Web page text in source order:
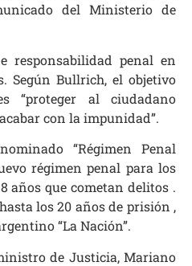
del Ministerio de
responsabilidad penal en
Según Bullrich, el objetivo
“proteger al ciudadano
con la impunidad”.
“Régimen Penal
régimen penal para los
años que cometan delitos .
los 20 años de prisión ,
“La Nación”.
de Justicia, Mariano